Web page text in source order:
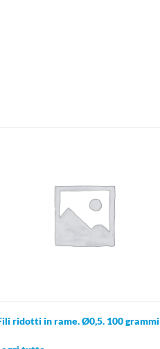
ridotti in rame. Ø0,5. 100 grammi